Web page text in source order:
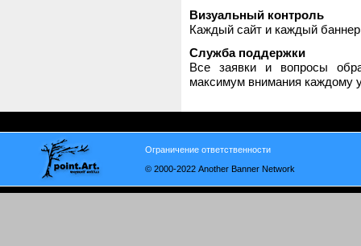
Визуальный контроль
Каждый сайт и каждый
Служба поддержки
Все заявки и вопросы
максимум внимания каждому
Ограничение ответственности
© 2000-2022 Another Banner Network